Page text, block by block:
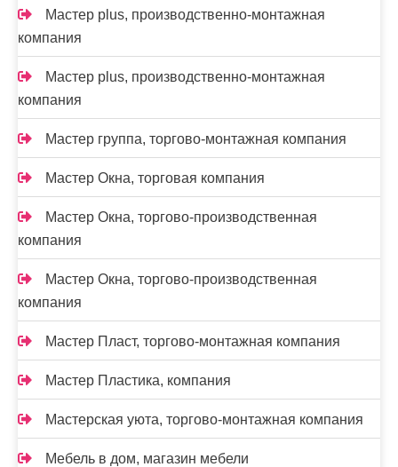
Мастер plus, производственно-монтажная
компания
Мастер plus, производственно-монтажная
компания
Мастер группа, торгово-монтажная компания
Мастер Окна, торговая компания
Мастер Окна, торгово-производственная
компания
Мастер Окна, торгово-производственная
компания
Мастер Пласт, торгово-монтажная компания
Мастер Пластика, компания
Мастерская уюта, торгово-монтажная компания
Мебель в дом, магазин мебели